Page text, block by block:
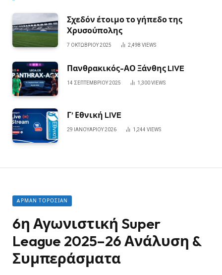
Σχεδόν έτοιμο το γήπεδο της
Χρυσούπολης
7 ΟΚΤΩΒΡΊΟΥ 2025 2,498 VIEWS
Πανθρακικός-ΑΟ Ξάνθης LIVE
14 ΣΕΠΤΕΜΒΡΊΟΥ 2025 1,300VIEWS
Γ’ Εθνική LIVE
29 ΙΑΝΟΥΑΡΊΟΥ 2026 1,244 VIEWS
AΡΜΑΝ ΤΟΡΟΣΙΆΝ
6η Αγωνιστική Super
League 2025–26 Ανάλυση &
Συμπεράσματα